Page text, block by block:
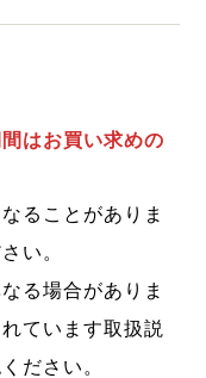
はお買い求めの
なることがありま
い。
る場合がありま
ています取扱説
ださい。